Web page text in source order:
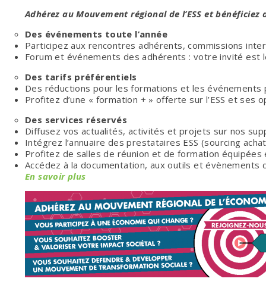
Adhérez au Mouvement régional de l’ESS et
Des événements toute l’année
Participez aux rencontres adhérents, commissions
Forum et événements des adhérents : votre invité est
Des tarifs préférentiels
Des réductions pour les formations et les événements
Profitez d’une « formation + » offerte sur l’ESS et ses
Des services réservés
Diffusez vos actualités, activités et projets sur nos
Intégrez l’annuaire des prestataires ESS (sourcing
Profitez de salles de réunion et de formation équipées
Accédez à la documentation, aux outils et évènements
En savoir plus